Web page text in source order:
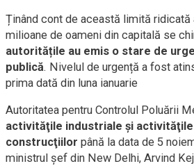
Ținând cont de această limită
milioane de oameni din capitală se
autoritățile au emis o stare de
publică. Nivelul de urgență a fost
prima dată din luna ianuarie
Autoritatea pentru Controlul Poluării
activităţile industriale şi activităţile
construcţiilor până la data de 5
ministrul şef din New Delhi, Arvind